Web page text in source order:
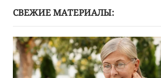
СВЕЖИЕ МАТЕРИАЛЫ: